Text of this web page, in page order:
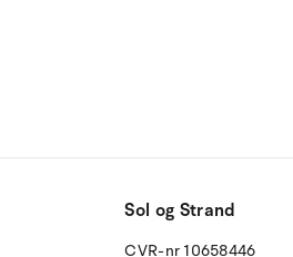
Sol og Strand
CVR-nr 10658446